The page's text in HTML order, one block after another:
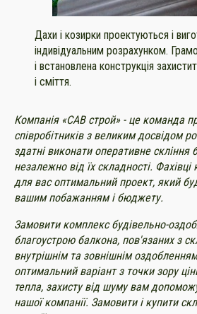
Дахи і козирки проектуються і
індивідуальним розрахунком.
і встановлена ​​конструкція
і сміття.
Компанія «САВ строй» - це команда
співробітників з великим досвідом
здатні виконати оперативне скління
незалежно від їх складності. Фахівці
для вас оптимальний проект, який
вашим побажанням і бюджету.
Замовити комплекс будівельно-
благоустрою балкона, пов'язаних з
внутрішнім та зовнішнім
оптимальний варіант з точки зору
тепла, захисту від шуму вам
нашої компанії. Замовити і купити